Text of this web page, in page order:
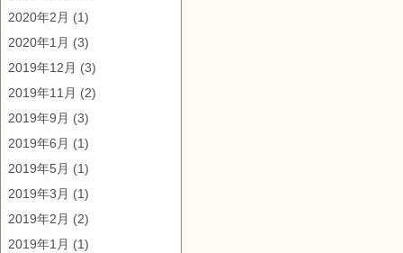
2020年2月 (1)
2020年1月 (3)
2019年12月 (3)
2019年11月 (2)
2019年9月 (3)
2019年6月 (1)
2019年5月 (1)
2019年3月 (1)
2019年2月 (2)
2019年1月 (1)